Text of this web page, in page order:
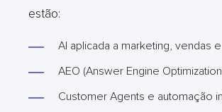
estão:
AI aplicada a marketing, vendas
AEO (Answer Engine
Customer Agents e automação